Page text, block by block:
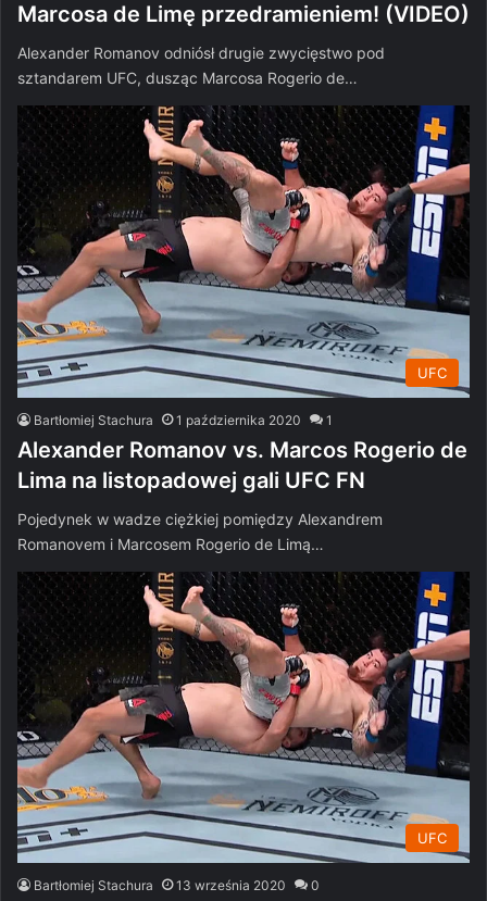
Marcosa de Limę przedramieniem! (VIDEO)
Alexander Romanov odniósł drugie zwycięstwo pod
sztandarem UFC, dusząc Marcosa Rogerio de…
UFC
Bartłomiej Stachura 1 października 2020 1
Alexander Romanov vs. Marcos Rogerio de
Lima na listopadowej gali UFC FN
Pojedynek w wadze ciężkiej pomiędzy Alexandrem
Romanovem i Marcosem Rogerio de Limą…
UFC
Bartłomiej Stachura 13 września 2020 0